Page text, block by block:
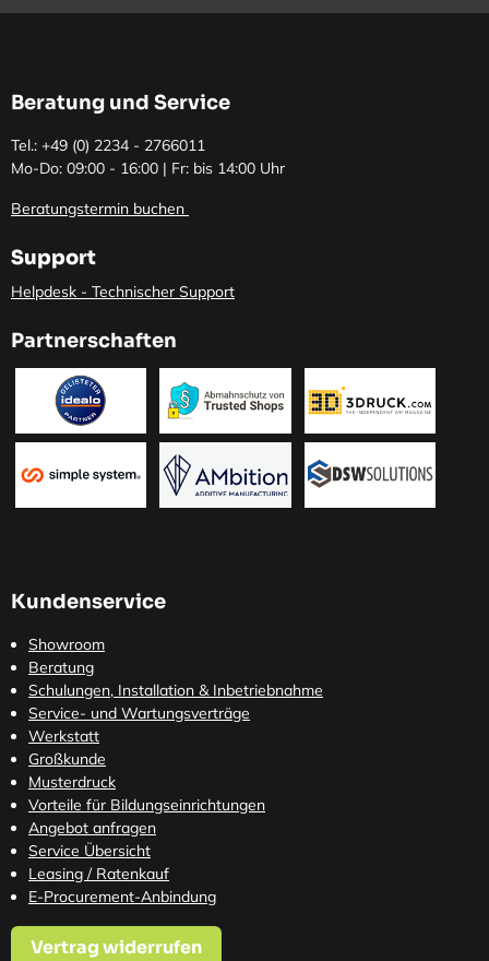
Beratung und Service
Tel.: +49 (0) 2234 - 2766011
Mo-Do: 09:00 - 16:00 | Fr: bis 14:00 Uhr
Beratungstermin buchen
Support
Helpdesk - Technischer Support
Partnerschaften
Kundenservice
Showroom
Beratung
Schulungen, Installation & Inbetriebnahme
Service- und Wartungsverträge
Werkstatt
Großkunde
Musterdruck
Vorteile für Bildungseinrichtungen
Angebot anfragen
Service Übersicht
Leasing / Ratenkauf
E-Procurement-Anbindung
Vertrag widerrufen